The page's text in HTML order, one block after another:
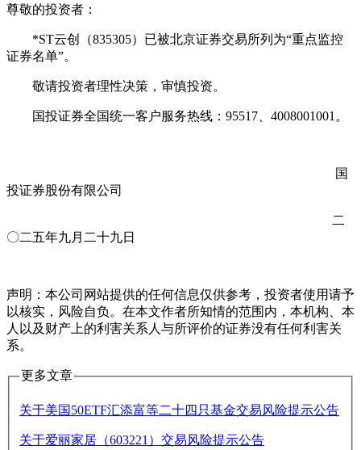
尊敬的投资者：
*ST云创（835305）已被北京证券交易所列为“重点监控
证券名单”。
敬请投资者理性决策，审慎投资。
国投证券全国统一客户服务热线：95517、4008001001。
国
投证券股份有限公司
二
〇二五年九月二十九日
声明：本公司网站提供的任何信息仅供参考，投资者使用请予
以核实，风险自负。在本文作者所知情的范围内，本机构、本
人以及财产上的利害关系人与所评价的证券没有任何利害关
系。
更多文章
关于美国50ETF汇添富等二十四只基金交易风险提示公告
关于爱丽家居（603221）交易风险提示公告